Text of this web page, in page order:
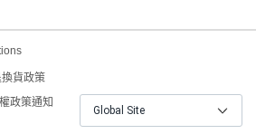
貨政策
政策通知
Global Site